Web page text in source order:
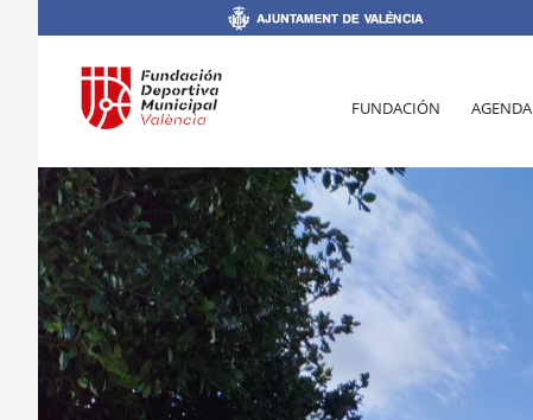
FUNDACIÓN AGENDA